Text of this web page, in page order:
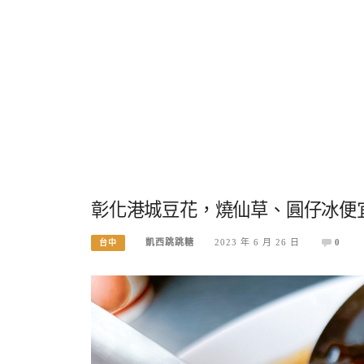
彰化港城豆花，燒仙草、圓仔冰便
台中 凱西跳跳糖 2023 年 6 月 26 日 0